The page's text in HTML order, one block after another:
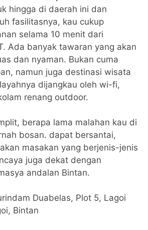
hingga di daerah ini dan
fasilitasnya, kau cukup
selama 10 menit dari
Ada banyak tawaran yang akan
dan nyaman. Bukan cuma
namun juga destinasi wisata
dijangkau oleh wi-fi,
renang outdoor.
berapa lama malahan kau di
bosan. dapat bersantai,
masakan yang berjenis-jenis
juga dekat dengan
andalan Bintan.
Duabelas, Plot 5, Lagoi
Bintan